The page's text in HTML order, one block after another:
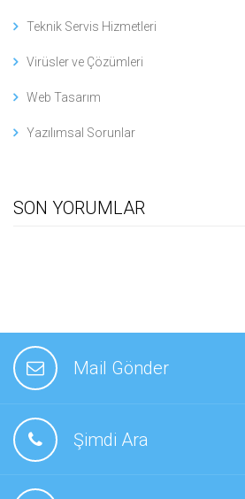
Teknik Servis Hizmetleri
Virüsler ve Çözümleri
Web Tasarım
Yazılımsal Sorunlar
SON YORUMLAR
Mail Gönder
Şimdi Ara